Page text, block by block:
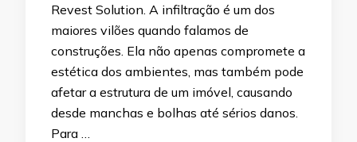
Revest Solution. A infiltração é um dos
maiores vilões quando falamos de
construções. Ela não apenas compromete a
estética dos ambientes, mas também pode
afetar a estrutura de um imóvel, causando
desde manchas e bolhas até sérios danos.
Para …